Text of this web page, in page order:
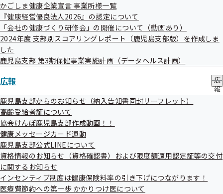
ー
かごしま健康企業宣言 事業所様一覧
『健康経営優良法人2026』の認定について
「会社の健康づくり研修会」の開催について（動画あり）
2024年度 支部別スコアリングレポート（鹿児島支部版）を作成しま
した
鹿児島支部 第3期保健事業実施計画（データヘルス計画）
広報
広
報
ー
鹿児島支部からのお知らせ（納入告知書同封リーフレット）
高齢受給者証について
協会けんぽ鹿児島支部作成動画！！
健康メッセージカード運動
鹿児島支部公式LINEについて
資格情報のお知らせ（資格確認書）および限度額適用認定証等の交付
に関するお知らせ
インセンティブ制度は健康保険料率の引き下げにつながります！
医療費節約への第一歩 かかりつけ医について
地域医療構想に関するパンフレット
広報
鹿児島支部からのお知らせ（納入告知書同封
リーフレット）
高齢受給者証について